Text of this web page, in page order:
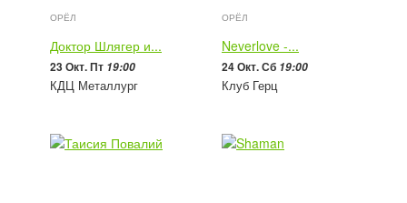
ОРЁЛ
Доктор Шлягер и...
23 Окт. Пт 19:00
КДЦ Металлург
ОРЁЛ
Neverlove -...
24 Окт. Сб 19:00
Клуб Герц